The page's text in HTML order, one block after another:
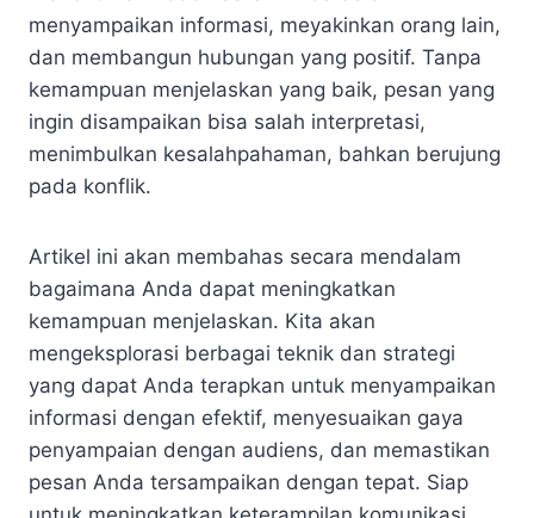
menyampaikan informasi, meyakinkan orang lain,
dan membangun hubungan yang positif. Tanpa
kemampuan menjelaskan yang baik, pesan yang
ingin disampaikan bisa salah interpretasi,
menimbulkan kesalahpahaman, bahkan berujung
pada konflik.
Artikel ini akan membahas secara mendalam
bagaimana Anda dapat meningkatkan
kemampuan menjelaskan. Kita akan
mengeksplorasi berbagai teknik dan strategi
yang dapat Anda terapkan untuk menyampaikan
informasi dengan efektif, menyesuaikan gaya
penyampaian dengan audiens, dan memastikan
pesan Anda tersampaikan dengan tepat. Siap